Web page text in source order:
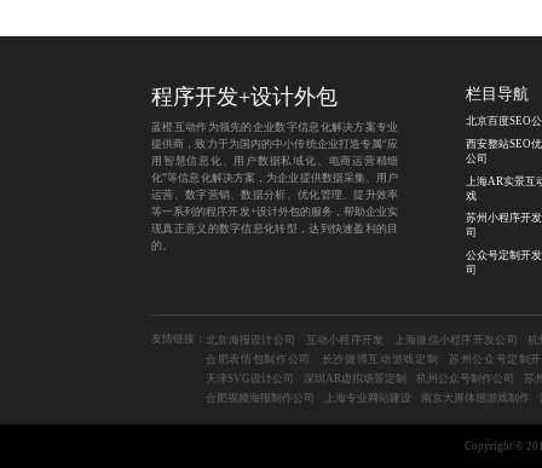
程序开发+设计外包
蓝橙互动作为领先的企业数字信息化解决方案专业
提供商，致力于为国内的中小传统企业打造专属“应
用智慧信息化、用户数据私域化、电商运营精细
化”等信息化解决方案，为企业提供数据采集、用户
运营、数字营销、数据分析、优化管理、提升效率
等一系列的程序开发+设计外包的服务，帮助企业实
现真正意义的数字信息化转型，达到快速盈利的目
的。
栏目导航
北京百度SEO
西安整站SEO
公司
上海AR实景互
戏
苏州小程序开
司
公众号定制开
司
友情链接： 北京海报设计公司 互动小程序开发 上海微信小程序开发公司
杭
合肥表情包制作公司
长沙微博互动游戏定制
苏州公众号定制
天津SVG设计公司
深圳AR虚拟场景定制 杭州公众号制作公司
苏
合肥视频海报制作公司
上海专业网站建设 南京大屏体感游戏制作
Copyright ©